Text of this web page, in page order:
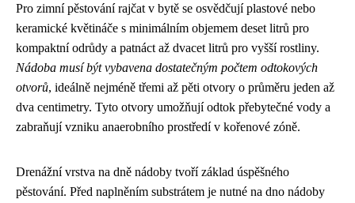
Pro zimní pěstování rajčat v bytě se osvědčují plastové nebo
keramické květináče s minimálním objemem deset litrů pro
kompaktní odrůdy a patnáct až dvacet litrů pro vyšší rostliny.
Nádoba musí být vybavena dostatečným počtem odtokových
otvorů, ideálně nejméně třemi až pěti otvory o průměru jeden až
dva centimetry. Tyto otvory umožňují odtok přebytečné vody a
zabraňují vzniku anaerobního prostředí v kořenové zóně.
Drenážní vrstva na dně nádoby tvoří základ úspěšného
pěstování. Před naplněním substrátem je nutné na dno nádoby